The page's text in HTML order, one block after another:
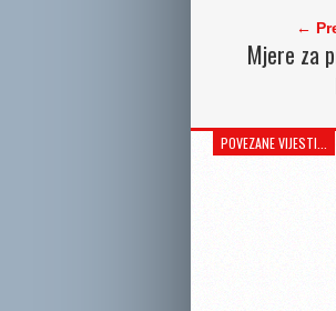
←
Mjere za
POVEZANE VIJESTI...